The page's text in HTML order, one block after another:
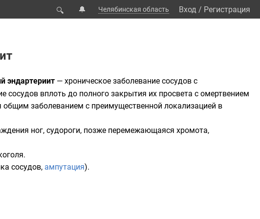
🔍 🔔 Челябинская область Вход / Регистрация
эндартериит — хроническое заболевание сосудов с
сосудов вплоть до полного закрытия их просвета с омертвением
общим заболеванием с преимущественной локализацией в
ног, судороги, позже перемежающаяся хромота,
сосудов, ампутация).